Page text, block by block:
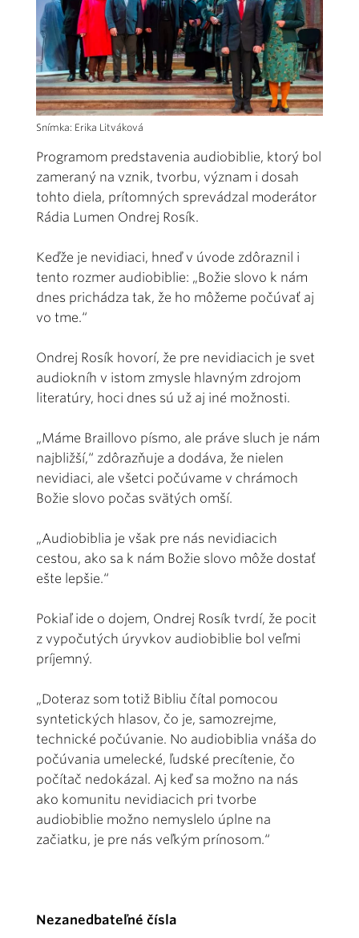
Snímka: Erika Litváková
Programom predstavenia audiobiblie, ktorý bol
zameraný na vznik, tvorbu, význam i dosah
tohto diela, prítomných sprevádzal moderátor
Rádia Lumen Ondrej Rosík.
Keďže je nevidiaci, hneď v úvode zdôraznil i
tento rozmer audiobiblie: „Božie slovo k nám
dnes prichádza tak, že ho môžeme počúvať aj
vo tme.“
Ondrej Rosík hovorí, že pre nevidiacich je svet
audiokníh v istom zmysle hlavným zdrojom
literatúry, hoci dnes sú už aj iné možnosti.
„Máme Braillovo písmo, ale práve sluch je nám
najbližší,“ zdôrazňuje a dodáva, že nielen
nevidiaci, ale všetci počúvame v chrámoch
Božie slovo počas svätých omší.
„Audiobiblia je však pre nás nevidiacich
cestou, ako sa k nám Božie slovo môže dostať
ešte lepšie.“
Pokiaľ ide o dojem, Ondrej Rosík tvrdí, že pocit
z vypočutých úryvkov audiobiblie bol veľmi
príjemný.
„Doteraz som totiž Bibliu čítal pomocou
syntetických hlasov, čo je, samozrejme,
technické počúvanie. No audiobiblia vnáša do
počúvania umelecké, ľudské precítenie, čo
počítač nedokázal. Aj keď sa možno na nás
ako komunitu nevidiacich pri tvorbe
audiobiblie možno nemyslelo úplne na
začiatku, je pre nás veľkým prínosom.“
Nezanedbateľné čísla